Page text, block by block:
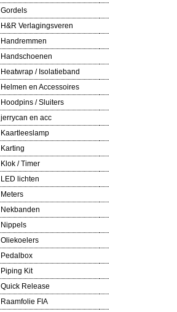
Gordels
H&R Verlagingsveren
Handremmen
Handschoenen
Heatwrap / Isolatieband
Helmen en Accessoires
Hoodpins / Sluiters
jerrycan en acc
Kaartleeslamp
Karting
Klok / Timer
LED lichten
Meters
Nekbanden
Nippels
Oliekoelers
Pedalbox
Piping Kit
Quick Release
Raamfolie FIA